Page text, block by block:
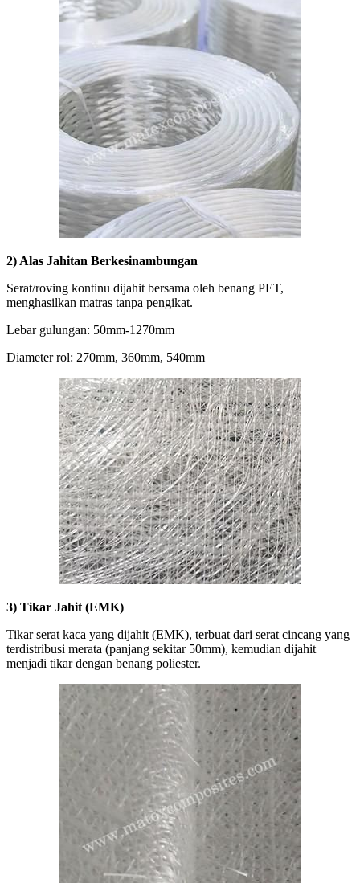
2) Alas Jahitan Berkesinambungan
Serat/roving kontinu dijahit bersama oleh benang PET,
menghasilkan matras tanpa pengikat.
Lebar gulungan: 50mm-1270mm
Diameter rol: 270mm, 360mm, 540mm
3) Tikar Jahit (EMK)
Tikar serat kaca yang dijahit (EMK), terbuat dari serat cincang yang
terdistribusi merata (panjang sekitar 50mm), kemudian dijahit
menjadi tikar dengan benang poliester.